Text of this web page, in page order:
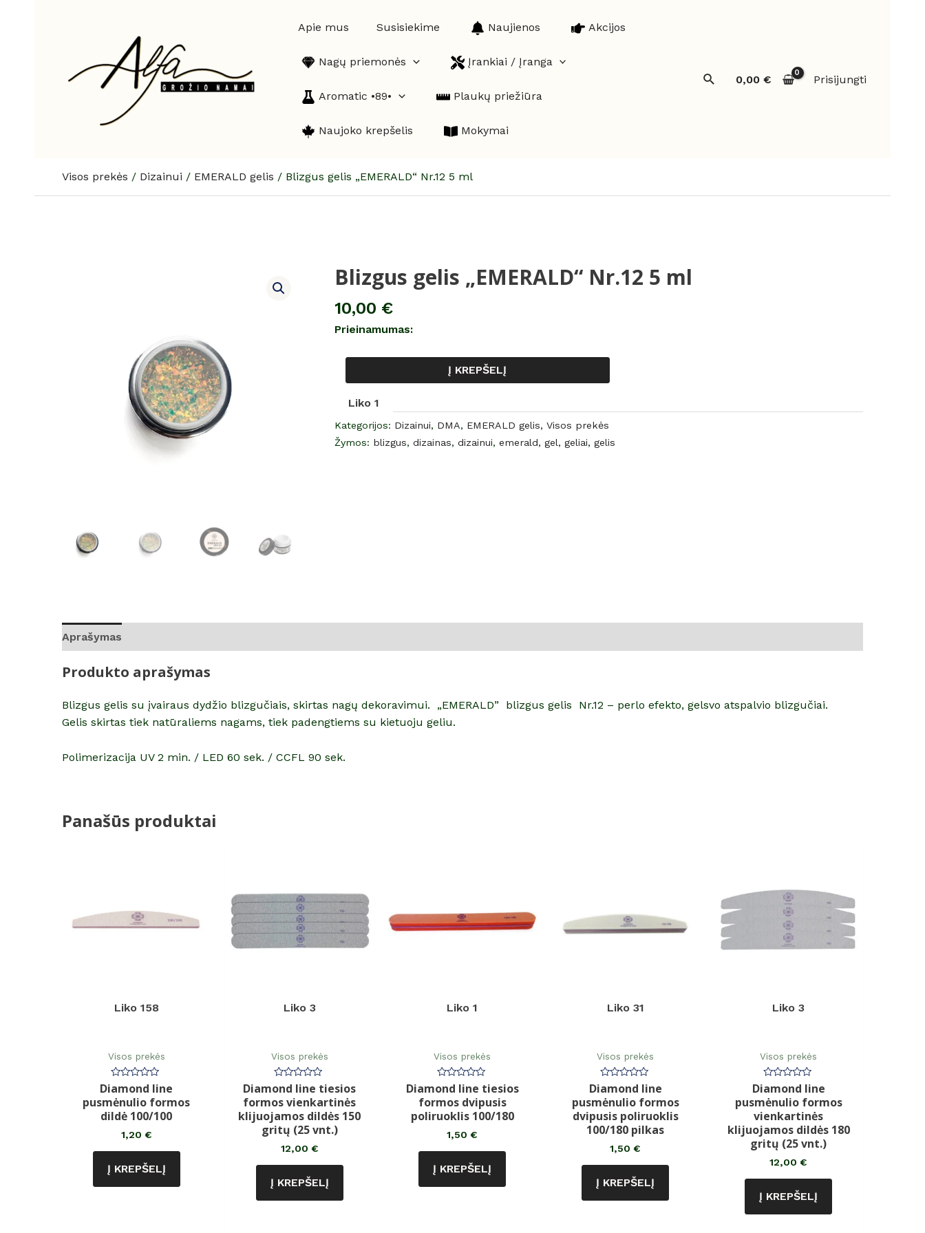
Apie mus Susisiekime Naujienos Akcijos
Nagų priemonės Įrankiai / Įranga
Aromatic •89• Plaukų priežiūra
Naujoko krepšelis Mokymai
Paieška0,00 € Prisijungti
Visos prekės / Dizainui / EMERALD gelis / Blizgus gelis „EMERALD“ Nr.12 5 ml
Blizgus gelis „EMERALD“ Nr.12 5 ml
10,00 €
Prieinamumas:
produkto
Blizgus
gelis
Nr.12
Į KREPŠELĮ
Liko 1
Kategorijos: Dizainui, DMA, EMERALD gelis, Visos prekės
Žymos: blizgus, dizainas, dizainui, emerald, gel, geliai, gelis
Aprašymas
Produkto aprašymas
Blizgus gelis su įvairaus dydžio blizgučiais, skirtas nagų dekoravimui. „EMERALD” blizgus gelis Nr.12 – perlo efekto, gelsvo atspalvio blizgučiai.
Gelis skirtas tiek natūraliems nagams, tiek padengtiems su kietuoju geliu.
Polimerizacija UV 2 min. / LED 60 sek. / CCFL 90 sek.
Panašūs produktai
Liko 158
Visos prekės
Įvertinimas:
0
iš
5
Diamond line
pusmėnulio formos
dildė 100/100
1,20 €
Į KREPŠELĮ
Liko 3
Visos prekės
Įvertinimas:
0
iš
5
Diamond line tiesios
formos vienkartinės
klijuojamos dildės 150
gritų (25 vnt.)
12,00 €
Į KREPŠELĮ
Liko 1
Visos prekės
Įvertinimas:
0
iš
5
Diamond line tiesios
formos dvipusis
poliruoklis 100/180
1,50€
Į KREPŠELĮ
Liko 31
Visos prekės
Įvertinimas:
0
iš
5
Diamond line
pusmėnulio formos
dvipusis poliruoklis
100/180 pilkas
1,50€
Į KREPŠELĮ
Liko 3
Visos prekės
Įvertinimas:
0
iš
5
Diamond line
pusmėnulio formos
vienkartinės
klijuojamos dildės 180
gritų (25 vnt.)
12,00€
Į KREPŠELĮ